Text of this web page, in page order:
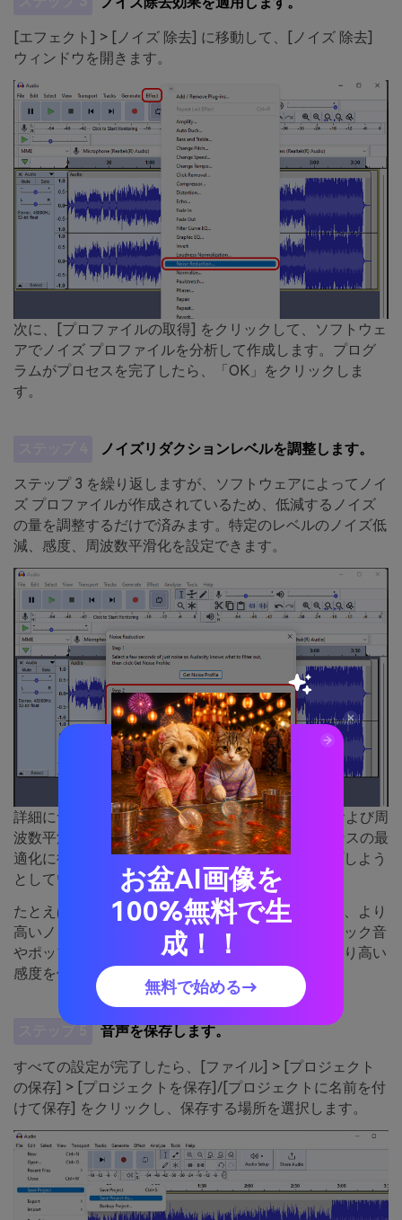
[エフェクト] > [ノイズ 除去] に移動して、[ノイズ 除去]
ウィンドウを開きます。
次に、[プロファイルの取得] をクリックして、ソフトウェ
アでノイズ プロファイルを分析して作成します。プログ
ラムがプロセスを完了したら、「OK」をクリックしま
す。
ノイズリダクションレベルを調整します。
ステップ 3 を繰り返しますが、ソフトウェアによってノイ
ズ プロファイルが作成されているため、低減するノイズ
の量を調整するだけで済みます。特定のレベルのノイズ低
減、感度、周波数平滑化を設定できます。
詳細については、ノイズ低減レベル (dB)、感度、および周
波数平滑化 (バンド) がアナライザーのパフォーマンスの最
適化に役立ちます。選択する値は、クリーンアップしよう
としている特定のオーディオによって異なります。
たとえば、録音からヒスノイズを除去したい場合は、より
高いノイズ除去レベルを使用する必要があり、クリック音
やポップノイズを除去しようとしている場合は、より高い
感度を使用する必要があります。
ステップ 5 音声を保存します。
すべての設定が完了したら、[ファイル] > [プロジェクト
の保存] > [プロジェクトを保存]/[プロジェクトに名前を付
けて保存] をクリックし、保存する場所を選択します。
お盆AI画像を
100%無料で生
成！！
無料で始める→